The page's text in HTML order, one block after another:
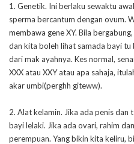
1. Genetik. Ini berlaku sewaktu
sperma bercantum dengan ovum.
membawa gene XY. Bila
dan kita boleh lihat samada bayi tu
dari mak ayahnya. Kes normal,
XXX atau XXY atau apa sahaja,
akar umbi(perghh giteww).
2. Alat kelamin. Jika ada penis
bayi lelaki. Jika ada ovari, rahim
perempuan. Yang bikin kita keliru,